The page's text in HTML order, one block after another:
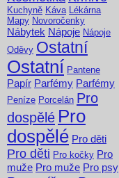
Kuchyně Káva Lékárna
Mapy Novoročenky
Nábytek Nápoje Nápoje
Oděvy Ostatní
Ostatní Pantene
Papír Parfémy Parfémy
Peníze Porcelán Pro
dospělé Pro
dospělé Pro děti
Pro děti Pro kočky Pro
muže Pro muže Pro psy